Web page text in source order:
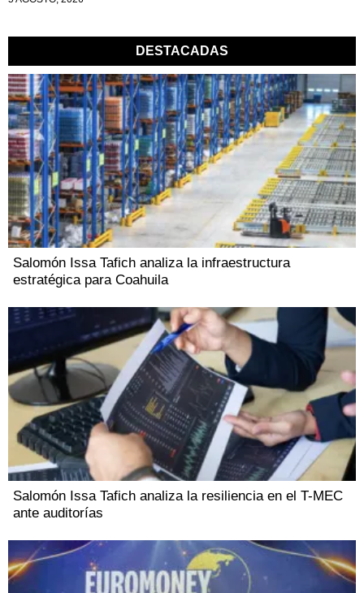
DESTACADAS
Salomón Issa Tafich analiza la infraestructura
estratégica para Coahuila
Salomón Issa Tafich analiza la resiliencia en el T-MEC
ante auditorías